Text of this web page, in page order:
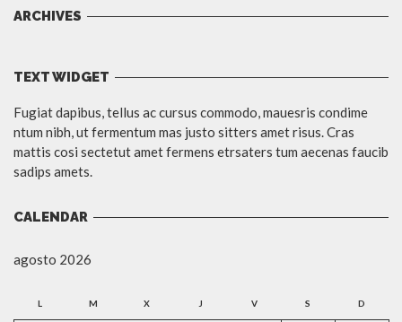
ARCHIVES
TEXT WIDGET
Fugiat dapibus, tellus ac cursus commodo, mauesris condime
ntum nibh, ut fermentum mas justo sitters amet risus. Cras
mattis cosi sectetut amet fermens etrsaters tum aecenas faucib
sadips amets.
CALENDAR
agosto 2026
L M X J V S D